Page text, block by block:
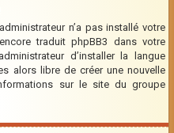
n’a pas installé votre
traduit phpBB3 dans votre
d’installer la langue
alors libre de créer une nouvelle
sur le site du groupe